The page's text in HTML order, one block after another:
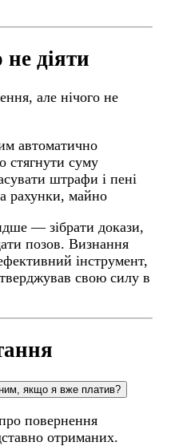
діяти
але нічого не
автоматично
стягнути суму
штрафи і пені
рахунки, майно
— зібрати докази,
позов. Визнання
інструмент,
свою силу в
якщо я вже платив?
повернення
отриманих.